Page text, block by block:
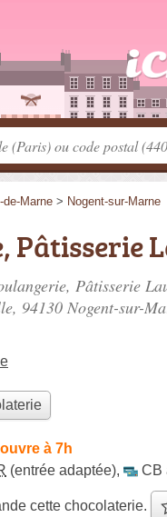
de-Marne > Nogent-sur-Marne
Pâtisserie
Pâtisserie
, 94130 Nogent-sur-
à 7h
(entrée adaptée), CB
cette chocolaterie.